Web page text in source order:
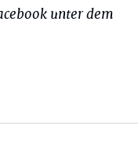
unter dem